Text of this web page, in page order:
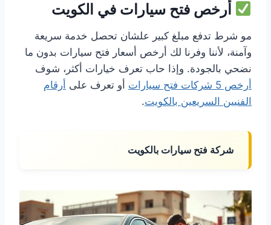
أرخص فتح سيارات في الكويت
مو شرط تدفع مبلغ كبير علشان تحصل خدمة سريعة
وآمنة، لأننا وفرنا لك أرخص أسعار فتح سيارات بدون ما
نضحي بالجودة. وإذا حاب تعرف خيارات أكثر، شوف
أرخص 5 شركات فتح سيارات
أو تعرف على أرقام
الفنيين السريعين بالكويت.
شركة فتح سيارات بالكويت